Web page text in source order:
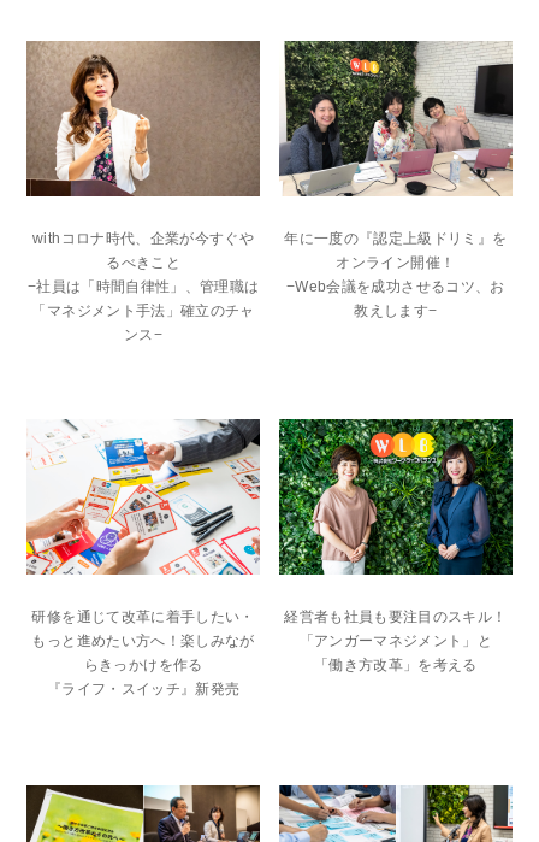
withコロナ時代、企業が今すぐや
るべきこと
−社員は「時間自律性」、管理職は
「マネジメント手法」確立のチャ
ンス−
年に一度の『認定上級ドリミ』を
オンライン開催！
−Web会議を成功させるコツ、お
教えします−
研修を通じて改革に着手したい・
もっと進めたい方へ！楽しみなが
らきっかけを作る
『ライフ・スイッチ』新発売
経営者も社員も要注目のスキル！
「アンガーマネジメント」と
「働き方改革」を考える